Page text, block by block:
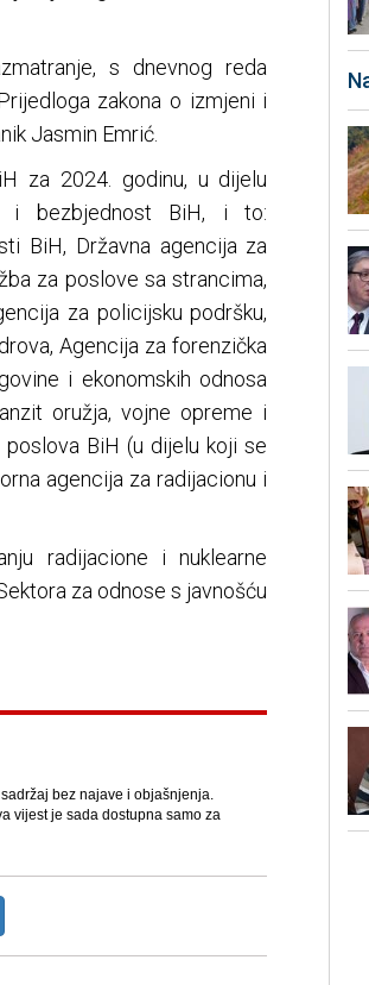
s dnevnog reda
zakona o izmjeni i
Jasmin Emrić.
za 2024. godinu, u dijelu
i bezbjednost BiH, i to:
BiH, Državna agencija za
za poslove sa strancima,
za policijsku podršku,
Agencija za forenzička
i ekonomskih odnosa
oružja, vojne opreme i
BiH (u dijelu koji se
agencija za radijacionu i
radijacione i nuklearne
za odnose s javnošću
bez najave i objašnjenja.
vijest je sada dostupna samo za